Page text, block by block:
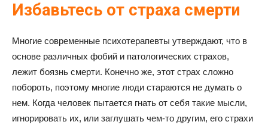
Избавьтесь от страха смерти
Многие современные психотерапевты утверждают, что в
основе различных фобий и патологических страхов,
лежит боязнь смерти. Конечно же, этот страх сложно
побороть, поэтому многие люди стараются не думать о
нем. Когда человек пытается гнать от себя такие мысли,
игнорировать их, или заглушать чем-то другим, его страхи